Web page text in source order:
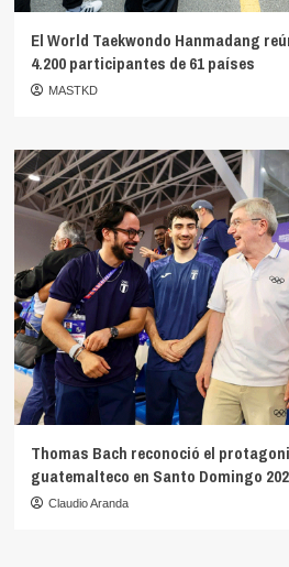
El World Taekwondo Hanmadang
4.200 participantes de 61 países
MASTKD
Thomas Bach reconoció el
guatemalteco en Santo Domingo
Claudio Aranda